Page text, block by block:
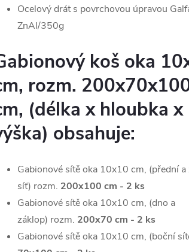
Ocelový drát s povrchovou úpravou
ZnAl/350g
koš oka
rozm.
, (délka x hloubka x
obsahuje:
Gabionové sítě oka 10x10 cm, (přední a
síť) rozm. 200x100 cm - 2 ks
Gabionové sítě oka 10x10 cm, (dno a
záklop) rozm. 200x70 cm - 2 ks
Gabionové sítě oka 10x10 cm, (boční